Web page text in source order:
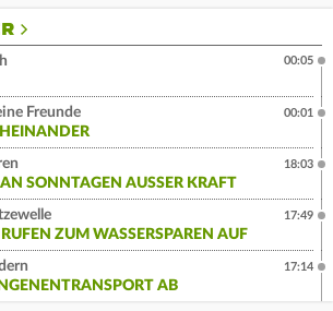
00:05
Freunde
00:01
SONNTAGEN AUSSER KRAFT
18:03
ZUM WASSERSPAREN AUF
17:49
AB
17:14